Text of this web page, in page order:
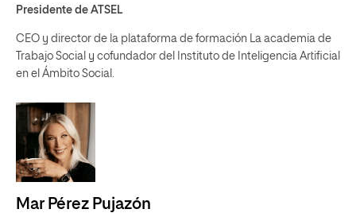
Presidente de ATSEL
CEO y director de la plataforma de formación La academia de
Trabajo Social y cofundador del Instituto de Inteligencia Artificial
en el Ámbito Social.
Mar Pérez Pujazón